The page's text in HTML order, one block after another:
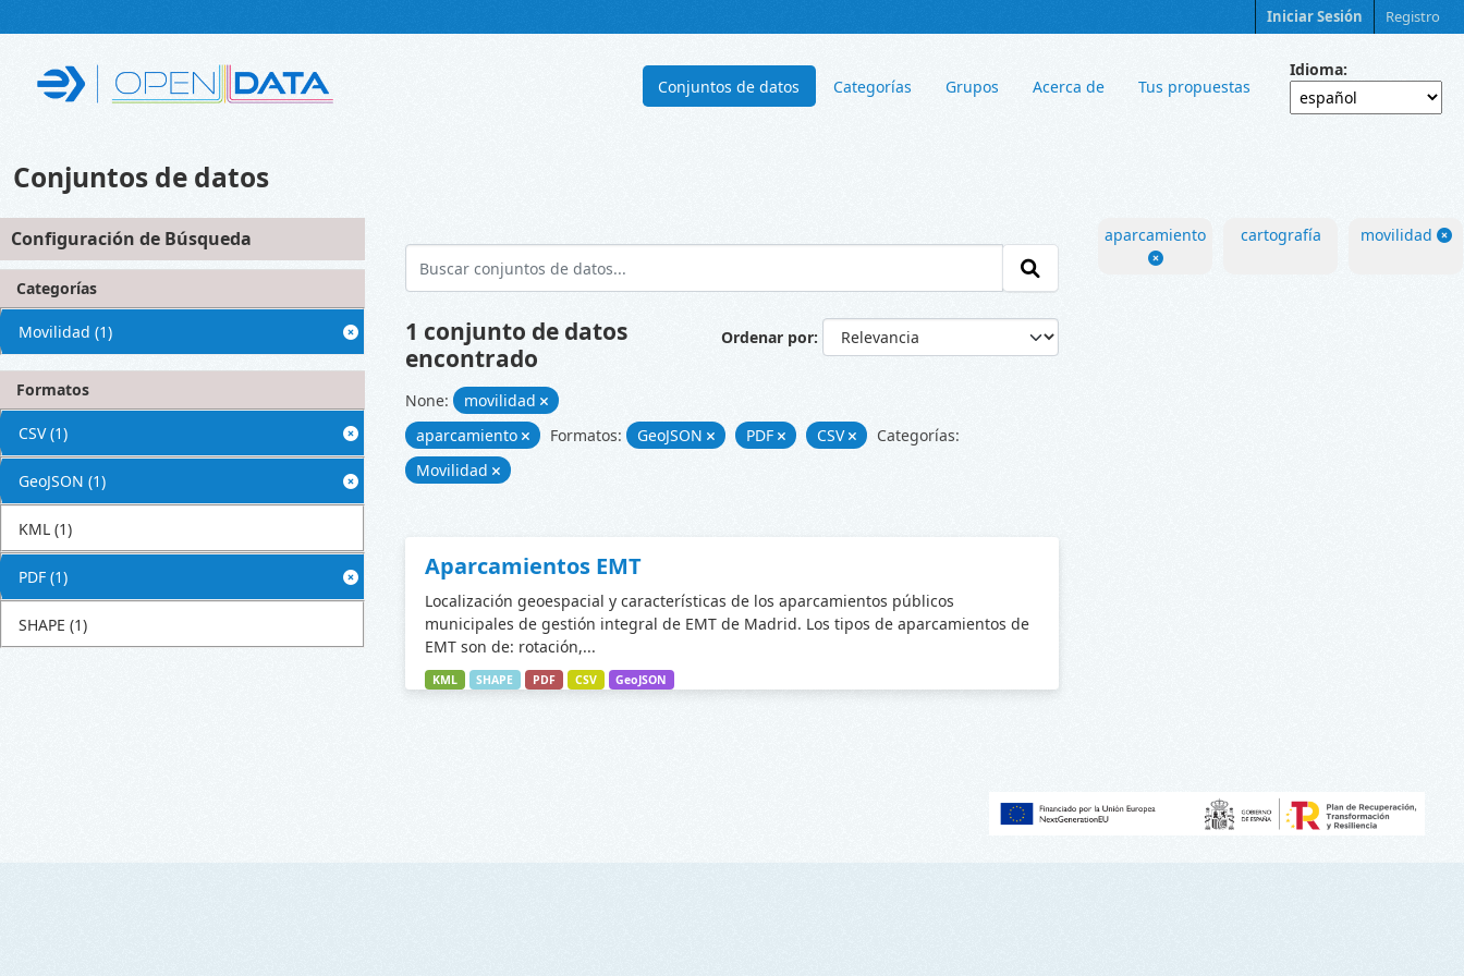
Iniciar Sesión Registro
Conjuntos de datos Categorías Grupos Acerca de Tus propuestas
Idioma
Conjuntos de datos
Configuración de Búsqueda
Categorías
Movilidad (1)
Formatos
CSV (1)
GeoJSON (1)
KML (1)
PDF (1)
SHAPE (1)
Ordenar por
1 conjunto de datos
encontrado
None:
movilidad
aparcamiento
Formatos: GeoJSON PDF CSV
Categorías:
Movilidad
Aparcamientos EMT
Localización geoespacial y características de los aparcamientos públicos
municipales de gestión integral de EMT de Madrid. Los tipos de aparcamientos de
EMT son de: rotación,...
KML SHAPE PDF CSV GeoJSON
aparcamiento cartografía movilidad